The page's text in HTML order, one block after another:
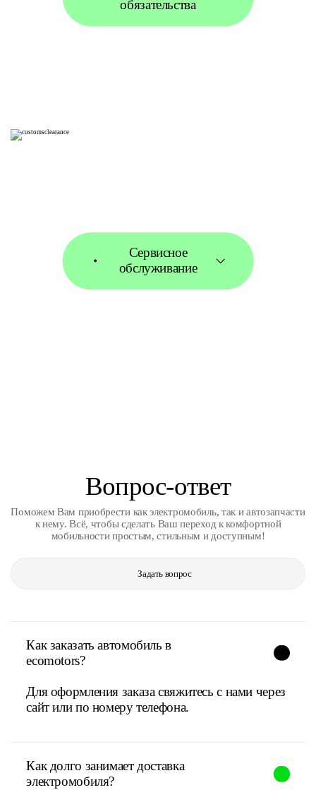
обязательства
Сервисное
обслуживание
Вопрос-ответ
Поможем Вам приобрести как электромобиль, так и автозапчасти
к нему. Всё, чтобы сделать Ваш переход к комфортной
мобильности простым, стильным и доступным!
Задать вопрос
Как заказать автомобиль в
ecomotors?
Для оформления заказа свяжитесь с нами через
сайт или по номеру телефона.
Как долго занимает доставка
электромобиля?